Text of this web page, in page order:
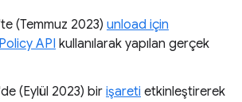
(Temmuz 2023) unload için
API kullanılarak yapılan gerçek
(Eylül 2023) bir işareti etkinleştirerek